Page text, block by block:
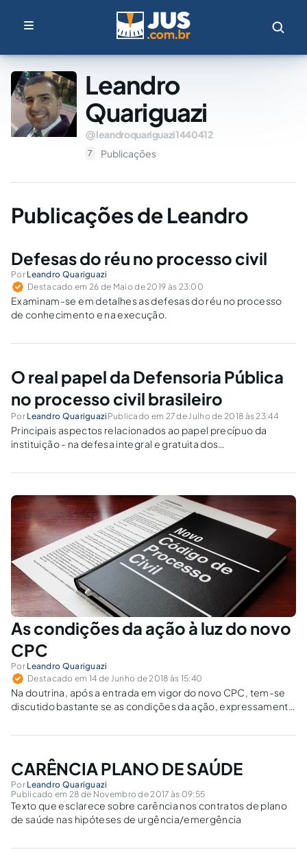
Leandro
Quariguazi
leandroquariguazi1440412
7 Publicações
Publicações de Leandro
Defesas do réu no processo civil
Por Leandro Quariguazi
Destacado em 26 de Maio de 2019 às 23:00
Examinam-se em detalhes as defesas do réu no processo
de conhecimento e na execução.
O real papel da Defensoria Pública
no processo civil brasileiro
Por Leandro Quariguazi Publicado em 27 de Julho de 2018 às 23:44
Principais aspectos relacionados ao papel precípuo da
instituição - na defesa integral e gratuita dos
institucionais e processuais, sobretudo no NCPC.
As condições da ação à luz do novo
CPC
Por Leandro Quariguazi
Destacado em 14 de Junho de 2018 às 15:40
Na doutrina, após a entrada em vigor do novo CPC, tem-se
discutido bastante se as condições da ação, expressamente
extirpadas do cenário jurídico-processual brasileiro.
CARÊNCIA PLANO DE SAÚDE
Por Leandro Quariguazi
Publicado em 28 de Novembro de 2017 às 09:55
Texto que esclarece sobre carência nos contratos de plano
de saúde nas hipóteses de urgência/emergência